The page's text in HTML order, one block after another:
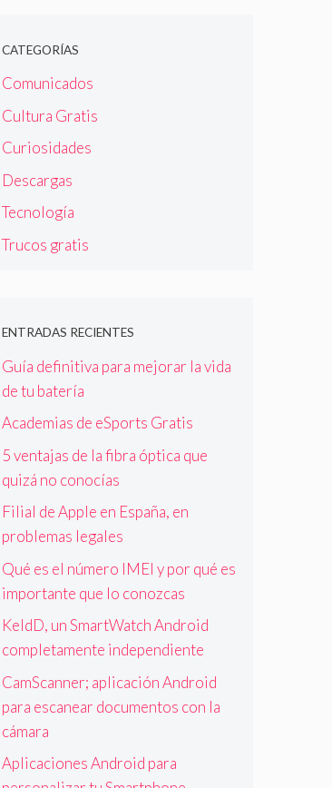
CATEGORÍAS
Comunicados
Cultura Gratis
Curiosidades
Descargas
Tecnología
Trucos gratis
ENTRADAS RECIENTES
Guía definitiva para mejorar la vida
de tu batería
Academias de eSports Gratis
5 ventajas de la fibra óptica que
quizá no conocías
Filial de Apple en España, en
problemas legales
Qué es el número IMEI y por qué es
importante que lo conozcas
KeldD, un SmartWatch Android
completamente independiente
CamScanner; aplicación Android
para escanear documentos con la
cámara
Aplicaciones Android para